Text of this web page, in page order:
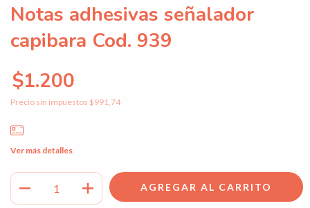
Notas adhesivas señalador
capibara Cod. 939
$1.200
Precio sin impuestos $991,74
Ver más detalles